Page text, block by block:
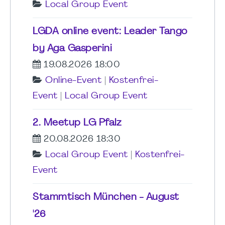
Local Group Event
LGDA online event: Leader Tango
by Aga Gasperini
19.08.2026 18:00
Online-Event
Kostenfrei-
Event
Local Group Event
2. Meetup LG Pfalz
20.08.2026 18:30
Local Group Event
Kostenfrei-
Event
Stammtisch München - August
'26